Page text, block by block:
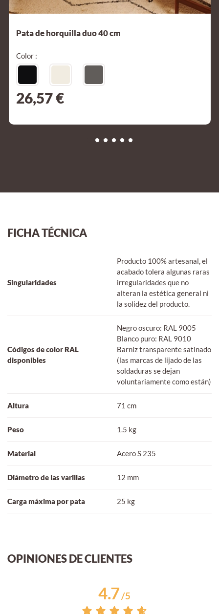
Pata de horquilla duo 40 cm
Color :
26,57 €
FICHA TÉCNICA
Singularidades
Producto 100% artesanal, el
acabado tolera algunas raras
irregularidades que no
alteran la estética general ni
la solidez del producto.
Códigos de color RAL
disponibles
Negro oscuro: RAL 9005
Blanco puro: RAL 9010
Barniz transparente satinado
(las marcas de lijado de las
soldaduras se dejan
voluntariamente como están)
Altura 71 cm
Peso 1.5 kg
Material Acero S 235
Diámetro de las varillas 12 mm
Carga máxima por pata 25 kg
OPINIONES DE CLIENTES
4.7/5